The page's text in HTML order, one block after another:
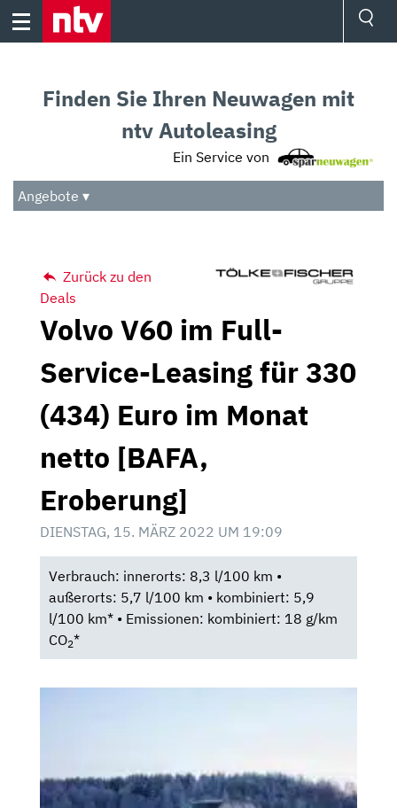
Skip
Audio
Das Beste
Finden Sie Ihren Neuwagen mit
ntv Autoleasing
Ein Service von
Angebote ▾
Zurück zu den
Deals
Volvo V60 im Full-
Service-Leasing für 330
(434) Euro im Monat
netto [BAFA,
Eroberung]
DIENSTAG, 15. MÄRZ 2022 UM 19:09
Verbrauch: innerorts: 8,3 l/100 km •
außerorts: 5,7 l/100 km • kombiniert: 5,9
l/100 km* • Emissionen: kombiniert: 18 g/km
CO2*